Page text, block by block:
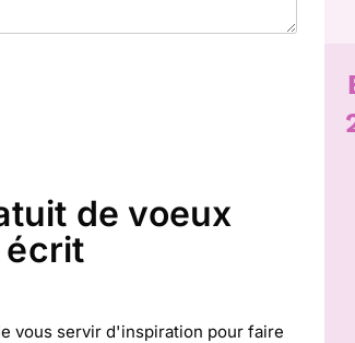
de voeux
écrit
vous servir d'inspiration pour faire